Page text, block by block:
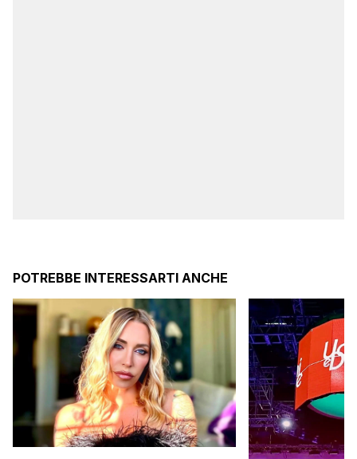
POTREBBE INTERESSARTI ANCHE